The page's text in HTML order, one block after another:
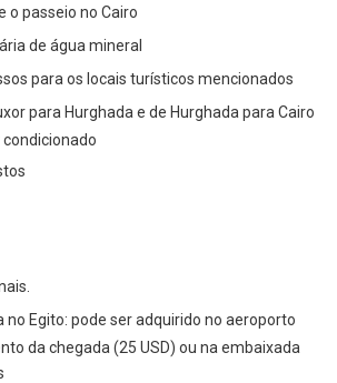
o passeio no Cairo
de água mineral
para os locais turísticos mencionados
para Hurghada e de Hurghada para Cairo
no Egito: pode ser adquirido no aeroporto
da chegada (25 USD) ou na embaixada